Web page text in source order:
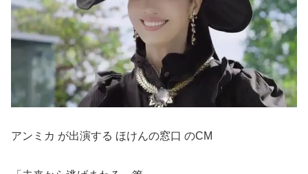
アンミカ が出演する ほけんの窓口 のCM